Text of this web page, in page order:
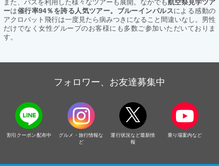
また、バスを利用した様々なツアーも展開。なかでも航空祭見学ツア
ーは催行率94％を誇る人気ツアー。ブルーインパルスによる感動の
アクロバット飛行は一度見たら病みつきになること間違いなし。男性
だけでなく女性グループのお客様にも多数ご参加いただいておりま
す。
フォロワー、お友達募集中
割引クーポン配布中
グルメ・旅行情報な
ど
運行状況など最新情
報
乗り場案内など